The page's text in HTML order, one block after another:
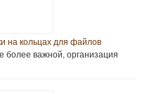
на кольцах для файлов
более важной, организация